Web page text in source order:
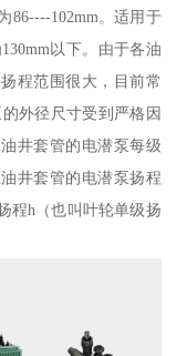
86----102mm。适用于
以下。由于各油
程范围很大，目前常
外径尺寸受到严格因
井套管的电潜泵每级
井套管的电潜泵扬程
程h（也叫叶轮单级扬